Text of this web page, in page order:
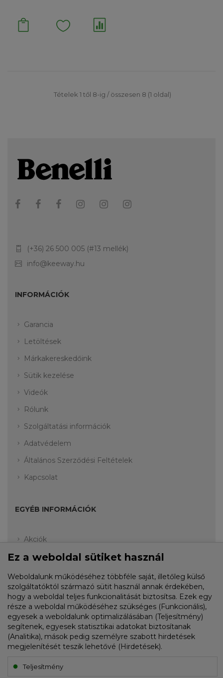
Tételek 1 től 8-ig / összesen 8 (1 oldal)
(+36) 26 500 005 (#13 mellék)
info@keeway.hu
INFORMÁCIÓK
Garancia
Letöltések
Márkakereskedőink
Sütik kezelése
Videók
Rólunk
Szolgáltatási információk
Adatvédelem
Általános Szerződési Feltételek
Kapcsolat
EGYÉB INFORMÁCIÓK
Akciók
Fiók
Rendelési előzmények
Kívánságlista
HÍRLEVÉL FELIRATKOZÁS
E-mail cím:
Ez a weboldal sütiket használ
Weboldalunk működéséhez többféle saját, illetőleg külső
szolgáltatóktól származó sütit használ annak érdekében,
hogy a weboldal teljes funkcionalitását biztosítsa. Ezek egy
része a weboldal működéséhez szükséges (Funkcionális),
egyesek a weboldalunk optimalizálásában (Teljesítmény)
segítenek, egyesek statisztikai adatokat biztosítanak
(Analitika), mások pedig személyre szabott hirdetések
megjelenítését teszik lehetővé (Hirdetések).
Teljesítmény